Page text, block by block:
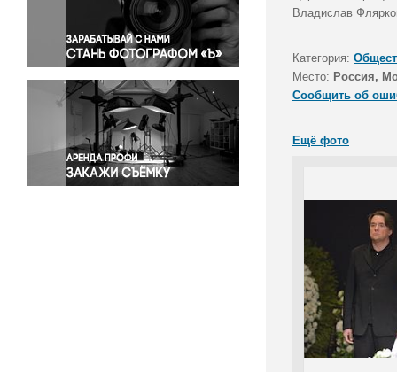
Правосудие
Происшествия и конфликты
Религия
Светская жизнь
Спорт
Экология
Экономика и бизнес
Владислав
Категория:
Место: Россия,
Сообщить об
Ещё фото